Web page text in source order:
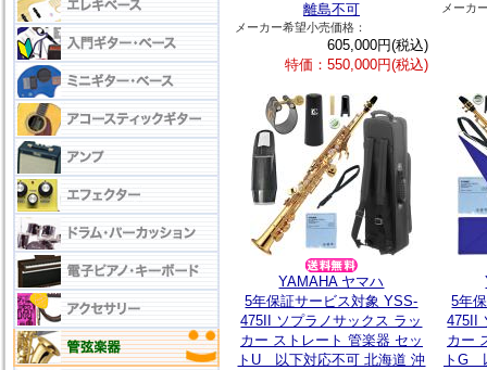
離島不可
メーカー希望小売価格：
605,000円(税込)
特価：550,000円(税込)
メーカ
YAMAHA ヤマハ
5年保証サービス対象 YSS-
475II ソプラノサックス ラッ
カー ストレート 管楽器 セッ
トU 以下対応不可 北海道 沖
5年
475II
カー
トG